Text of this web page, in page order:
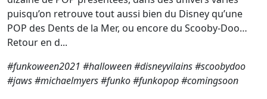
puisqu’on retrouve tout aussi bien du Disney qu’une
POP des Dents de la Mer, ou encore du Scooby-Doo…
Retour en d...
#funkoween2021 #halloween #disneyvilains #scoobydoo
#jaws #michaelmyers #funko #funkopop #comingsoon